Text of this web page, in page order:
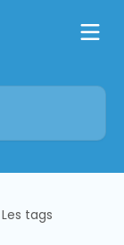
Les tags